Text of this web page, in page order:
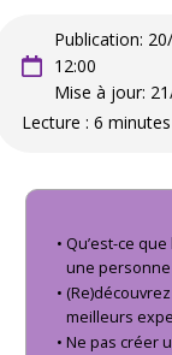
Publication:
12:00
Mise à jour:
Lecture : 6 minutes
Qu’est-ce
une personne
meilleurs
Ne pas créer